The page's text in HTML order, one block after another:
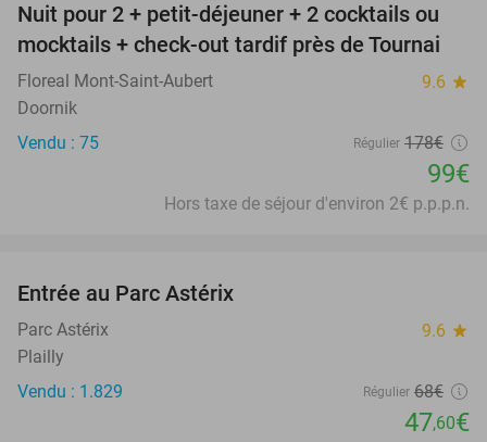
44%
Nuit pour 2 + petit-déjeuner + 2 cocktails ou
mocktails + check-out tardif près de Tournai
Floreal Mont-Saint-Aubert 9.6 star
Doornik
Vendu : 75
Régulier 178€
99€
Hors taxe de séjour d'environ 2€ p.p.p.n.
Entrée au Parc Astérix
Parc Astérix 9.6 star
Plailly
Vendu : 1.829
Régulier 68€
47,60€